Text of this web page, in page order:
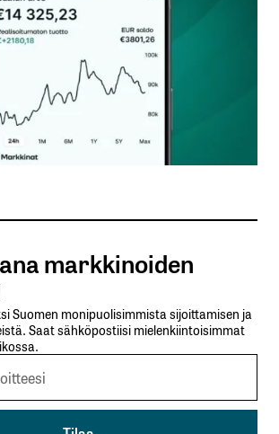
ei julkaista.
Pakolliset
*
*
uutiskirje
markkinoiden
Suomen monipuolisimmista sijoittamisen ja
Saat sähköpostiisi mielenkiintoisimmat